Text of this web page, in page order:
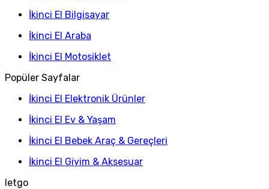
İkinci El Bilgisayar
İkinci El Araba
İkinci El Motosiklet
Popüler Sayfalar
İkinci El Elektronik Ürünler
İkinci El Ev & Yaşam
İkinci El Bebek Araç & Gereçleri
İkinci El Giyim & Aksesuar
letgo